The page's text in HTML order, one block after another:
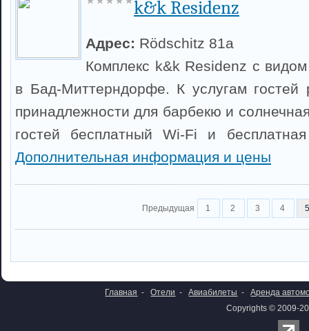
k&k Residenz
Адрес: Rödschitz 81a
Комплекс k&k Residenz с
в Бад-Миттерндорфе. К услугам гостей
принадлежности для барбекю и
гостей бесплатный Wi-Fi и
Дополнительная информация и цены
Предыдущая 1 2 3 4
Главная - Отели - Авиабилеты -
Аренда
Copyrights © 2009-